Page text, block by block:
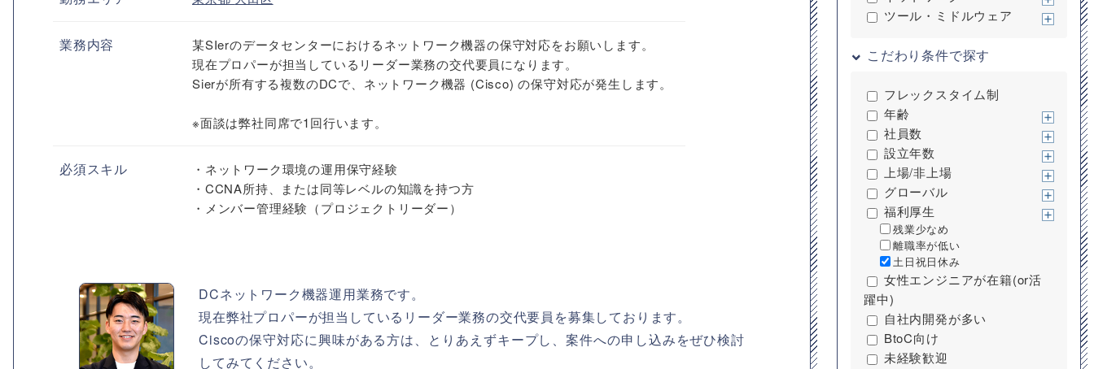
業務内容
某SIerのデータセンターにおけるネットワーク機器の保守対応をお願いします。
現在プロパーが担当しているリーダー業務の交代要員になります。
Sierが所有する複数のDCで、ネットワーク機器 (Cisco) の保守対応が発生します。
※面談は弊社同席で1回行います。
必須スキル
・ネットワーク環境の運用保守経験
・CCNA所持、または同等レベルの知識を持つ方
・メンバー管理経験（プロジェクトリーダー）
DCネットワーク機器運用業務です。
現在弊社プロパーが担当しているリーダー業務の交代要員を募集しております。
Ciscoの保守対応に興味がある方は、とりあえずキープし、案件への申し込みをぜひ検討
してみてください。
ツール・ミドルウェア
こだわり条件で探す
フレックスタイム制
年齢
社員数
設立年数
上場/非上場
グローバル
福利厚生
残業少なめ
離職率が低い
土日祝日休み
女性エンジニアが在籍(or活
躍中)
自社内開発が多い
BtoC向け
未経験歓迎